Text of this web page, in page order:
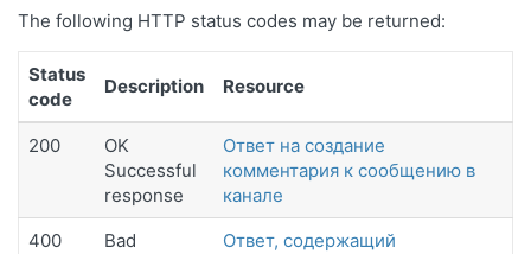
The following HTTP status codes may be returned:
Status
code
Description Resource
200
OK
Successful
response
Ответ на создание
комментария к сообщению в
канале
400
Bad
Ответ, содержащий